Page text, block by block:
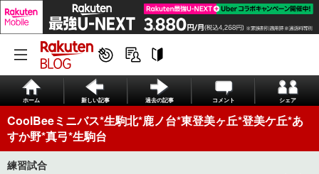
ホーム 新しい記事 過去の記事 コメント シェア
CoolBeeミニバス*生駒北*鹿ノ台*東登美ヶ丘*登美ケ丘*あ
すか野*真弓*生駒台
練習試合